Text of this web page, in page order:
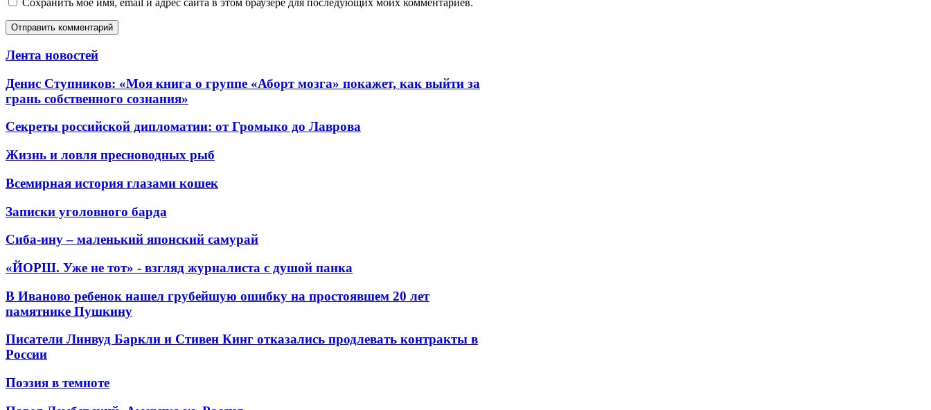
Сохранить моё имя, email и адрес сайта в этом браузере для последующих моих комментариев.
Лента новостей
Денис Ступников: «Моя книга о группе «Аборт мозга» покажет, как выйти за
грань собственного сознания»
Секреты российской дипломатии: от Громыко до Лаврова
Жизнь и ловля пресноводных рыб
Всемирная история глазами кошек
Записки уголовного барда
Сиба-ину – маленький японский самурай
«ЙОРШ. Уже не тот» - взгляд журналиста с душой панка
В Иваново ребенок нашел грубейшую ошибку на простоявшем 20 лет
памятнике Пушкину
Писатели Линвуд Баркли и Стивен Кинг отказались продлевать контракты в
России
Поэзия в темноте